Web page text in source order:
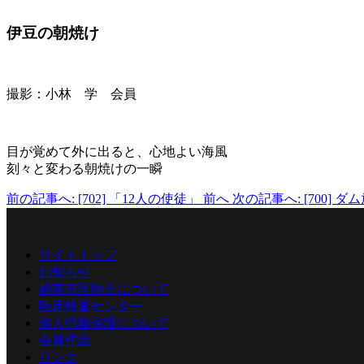
伊豆の朝焼け
撮影：小林 学 会員
目が覚めて外に出ると、心地よい海風
刻々と変わる朝焼けの一瞬
前の記事へ: [702] 「12人の使徒」 前へ 次の記事へ: [700] ダ
サイトトップ
お知らせ
碧南市医師会について
臨床検査センター
個人情報保護について
会員作品
リンク